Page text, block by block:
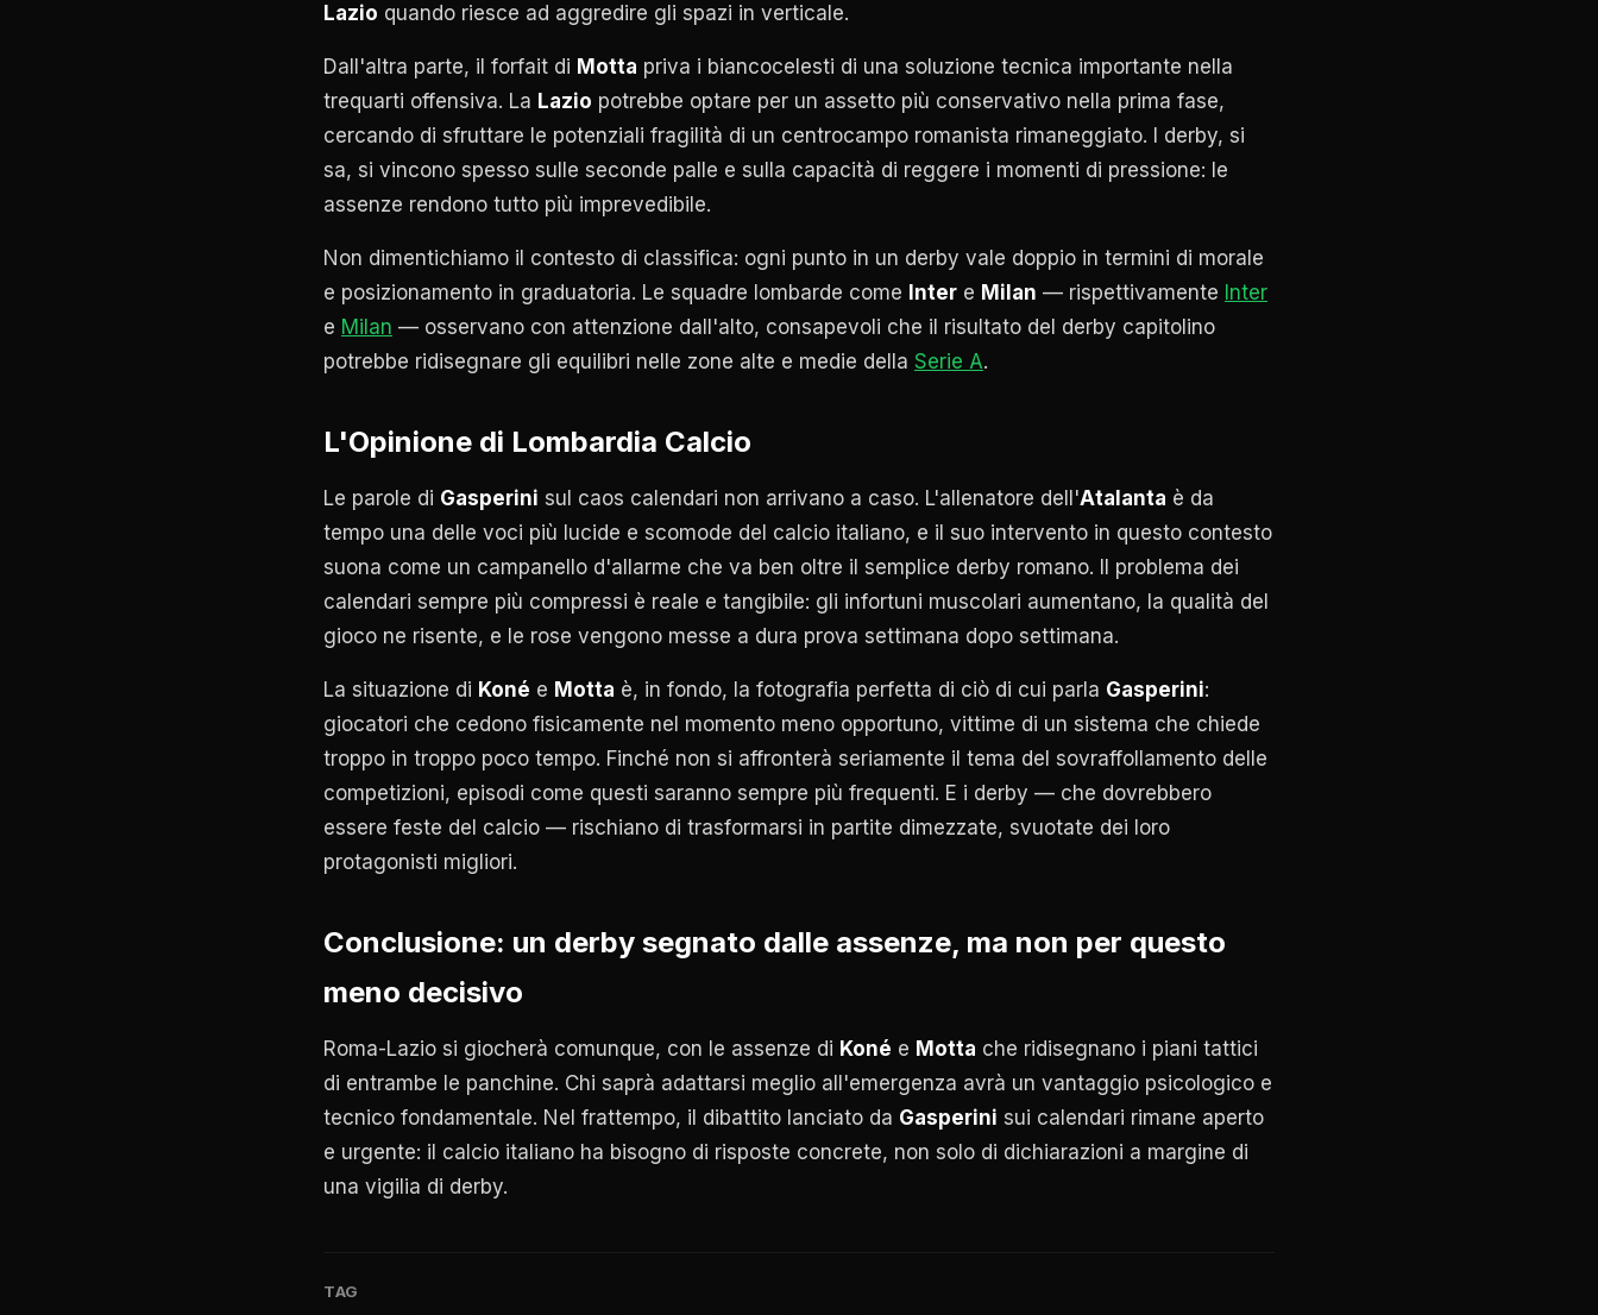
Lazio quando riesce ad aggredire gli spazi in verticale.
Dall'altra parte, il forfait di Motta priva i biancocelesti di una soluzione tecnica importante nella
trequarti offensiva. La Lazio potrebbe optare per un assetto più conservativo nella prima fase,
cercando di sfruttare le potenziali fragilità di un centrocampo romanista rimaneggiato. I derby, si
sa, si vincono spesso sulle seconde palle e sulla capacità di reggere i momenti di pressione: le
assenze rendono tutto più imprevedibile.
Non dimentichiamo il contesto di classifica: ogni punto in un derby vale doppio in termini di morale
e posizionamento in graduatoria. Le squadre lombarde come Inter e Milan — rispettivamente Inter
e Milan — osservano con attenzione dall'alto, consapevoli che il risultato del derby capitolino
potrebbe ridisegnare gli equilibri nelle zone alte e medie della Serie A.
L'Opinione di Lombardia Calcio
Le parole di Gasperini sul caos calendari non arrivano a caso. L'allenatore dell'Atalanta è da
tempo una delle voci più lucide e scomode del calcio italiano, e il suo intervento in questo contesto
suona come un campanello d'allarme che va ben oltre il semplice derby romano. Il problema dei
calendari sempre più compressi è reale e tangibile: gli infortuni muscolari aumentano, la qualità del
gioco ne risente, e le rose vengono messe a dura prova settimana dopo settimana.
La situazione di Koné e Motta è, in fondo, la fotografia perfetta di ciò di cui parla Gasperini:
giocatori che cedono fisicamente nel momento meno opportuno, vittime di un sistema che chiede
troppo in troppo poco tempo. Finché non si affronterà seriamente il tema del sovraffollamento delle
competizioni, episodi come questi saranno sempre più frequenti. E i derby — che dovrebbero
essere feste del calcio — rischiano di trasformarsi in partite dimezzate, svuotate dei loro
protagonisti migliori.
Conclusione: un derby segnato dalle assenze, ma non per questo
meno decisivo
Roma-Lazio si giocherà comunque, con le assenze di Koné e Motta che ridisegnano i piani tattici
di entrambe le panchine. Chi saprà adattarsi meglio all'emergenza avrà un vantaggio psicologico e
tecnico fondamentale. Nel frattempo, il dibattito lanciato da Gasperini sui calendari rimane aperto
e urgente: il calcio italiano ha bisogno di risposte concrete, non solo di dichiarazioni a margine di
una vigilia di derby.
TAG